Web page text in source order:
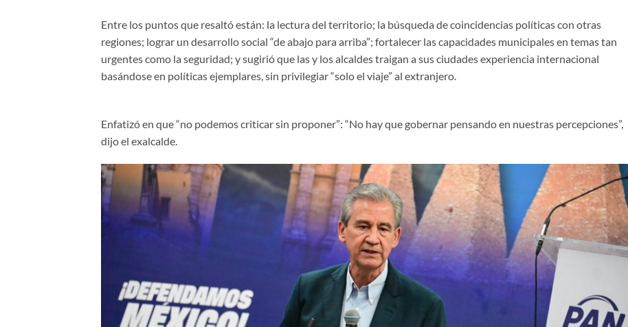
Entre los puntos que resaltó están: la lectura del territorio; la búsqueda de coincidencias políticas con otras
regiones; lograr un desarrollo social “de abajo para arriba”; fortalecer las capacidades municipales en temas tan
urgentes como la seguridad; y sugirió que las y los alcaldes traigan a sus ciudades experiencia internacional
basándose en políticas ejemplares, sin privilegiar “solo el viaje” al extranjero.
Enfatizó en que “no podemos criticar sin proponer”: “No hay que gobernar pensando en nuestras percepciones”,
dijo el exalcalde.